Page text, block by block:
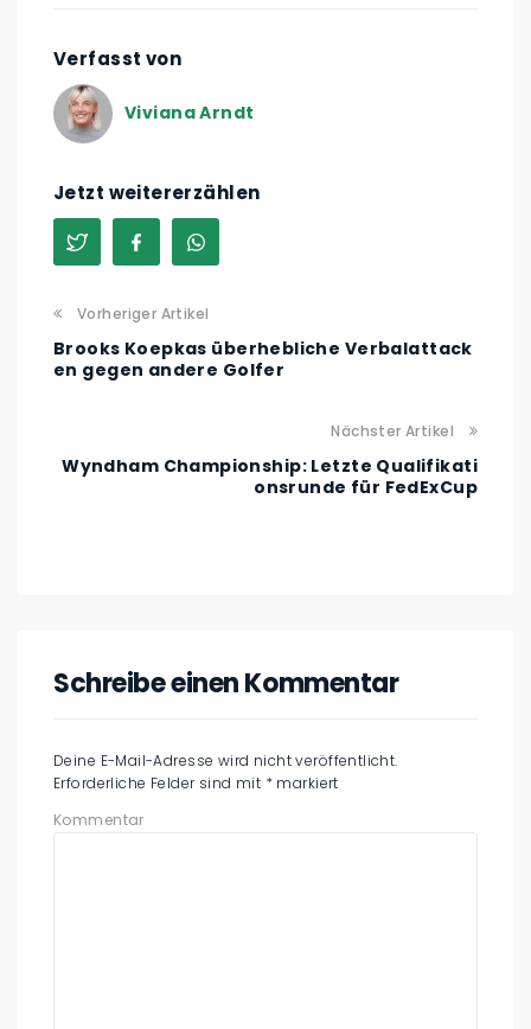
Verfasst von
Viviana Arndt
Jetzt weitererzählen
Vorheriger Artikel
Brooks Koepkas überhebliche Verbalattack
en gegen andere Golfer
Nächster Artikel
Wyndham Championship: Letzte Qualifikati
onsrunde für FedExCup
Schreibe einen Kommentar
Deine E-Mail-Adresse wird nicht veröffentlicht.
Erforderliche Felder sind mit * markiert
Kommentar